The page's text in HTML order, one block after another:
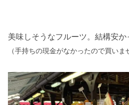
美味しそうなフルーツ。結構安か
（手持ちの現金がなかったので買いま